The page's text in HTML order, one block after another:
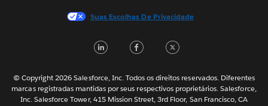
日本語
Nederlands
Svenska
Suas Escolhas De Privacidade
LinkedInFacebook
© Copyright 2026 Salesforce, Inc. Todos os direitos reservados. Diferentes
marcas registradas mantidas por seus respectivos proprietários. Salesforce,
Inc. Salesforce Tower, 415 Mission Street, 3rd Floor, San Francisco, CA